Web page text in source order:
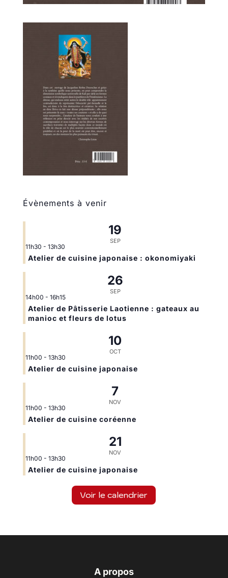
Évènements à venir
19
SEP
11h30 - 13h30
Atelier de cuisine japonaise : okonomiyaki
26
SEP
14h00 - 16h15
Atelier de Pâtisserie Laotienne : gateaux au
manioc et fleurs de lotus
10
OCT
11h00 - 13h30
Atelier de cuisine japonaise
7
NOV
11h00 - 13h30
Atelier de cuisine coréenne
21
NOV
11h00 - 13h30
Atelier de cuisine japonaise
Voir le calendrier
A propos